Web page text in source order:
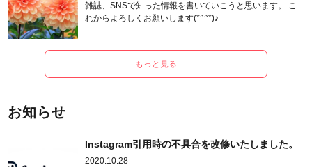
雑誌、SNSで知った情報を書いていこうと思います。 こ
れからよろしくお願いします(*^^*)♪
もっと見る
お知らせ
Instagram引用時の不具合を改修いたしました。
2020.10.28